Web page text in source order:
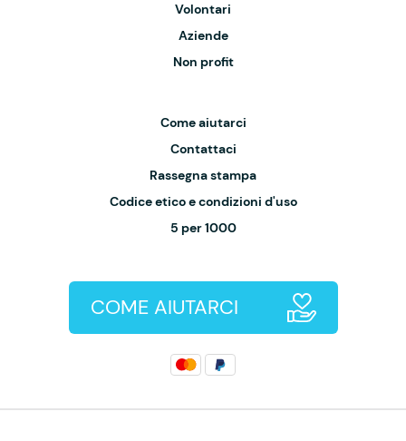
Volontari
Aziende
Non profit
Come aiutarci
Contattaci
Rassegna stampa
Codice etico e condizioni d'uso
5 per 1000
COME AIUTARCI